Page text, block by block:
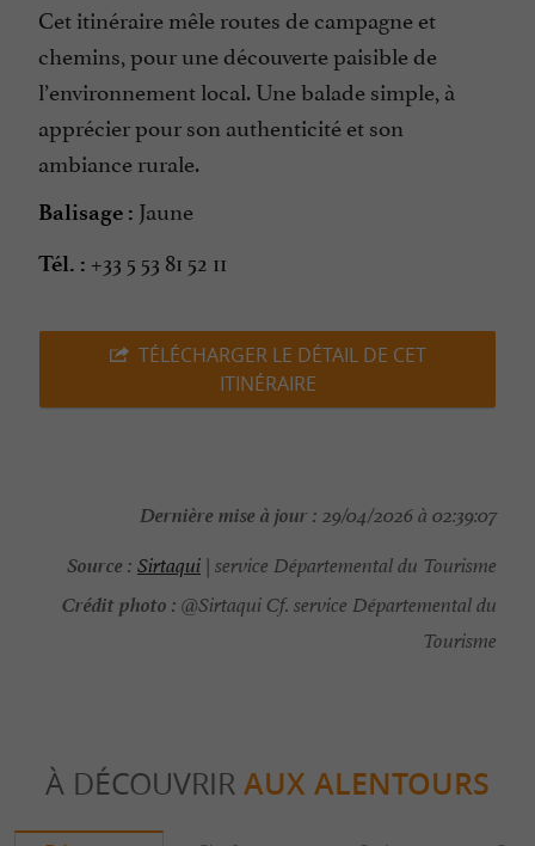
Cet itinéraire mêle routes de campagne et
chemins, pour une découverte paisible de
l’environnement local. Une balade simple, à
apprécier pour son authenticité et son
ambiance rurale.
Balisage : Jaune
Tél. : +33 5 53 81 52 11
TÉLÉCHARGER LE DÉTAIL DE CET
ITINÉRAIRE
Dernière mise à jour : 29/04/2026 à 02:39:07
Source : Sirtaqui | service Départemental du Tourisme
Crédit photo : @Sirtaqui Cf. service Départemental du
Tourisme
À DÉCOUVRIR AUX ALENTOURS